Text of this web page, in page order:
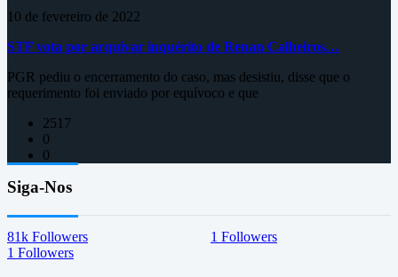
10 de fevereiro de 2022
STF vota por arquivar inquérito de Renan Calheiros…
PGR pediu o encerramento do caso, mas desistiu, disse que o
requerimento foi enviado por equívoco e que
2517
0
0
Siga-Nos
81k Followers 1 Followers
1 Followers